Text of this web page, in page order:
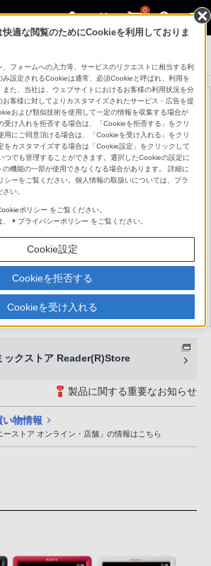
0
ックストア Reader(R)Store
製品に関する重要なお知らせ
い物情報
ーストア オンライン・店舗」の情報はこちら
適な閲覧のためにCookieを利用しておりま
フォームへの入力等、サービスのリクエストに相当する利
み設定されるCookieは通常、必須Cookieと呼ばれ、利用を
た、当社は、ウェブサイトにおけるお客様の利用状況を分
客様に対してよりカスタマイズされたサービス・広告を提
および類似技術を使用して一定の情報を収集する場合が
受け入れを拒否する場合は、「Cookieを拒否する」をクリ
用にご同意頂ける場合は、「Cookieを受け入れる」をクリ
をカスタマイズする場合は「Cookie設定」をクリックして
つでも管理することができます。選択したCookieの設定に
の機能の一部が使用できなくなる場合があります。 詳細に
シーをご覧ください。個人情報の取扱いについては、プラ
い。
ポリシー をご覧ください。
プライバシーポリシー をご覧ください。
Cookie設定
Cookieを拒否する
Cookieを受け入れる